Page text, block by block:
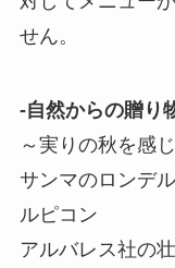
せん。
-自然からの贈り
～実りの秋を感
サンマのロンデ
ルピコン
アルバレス社の